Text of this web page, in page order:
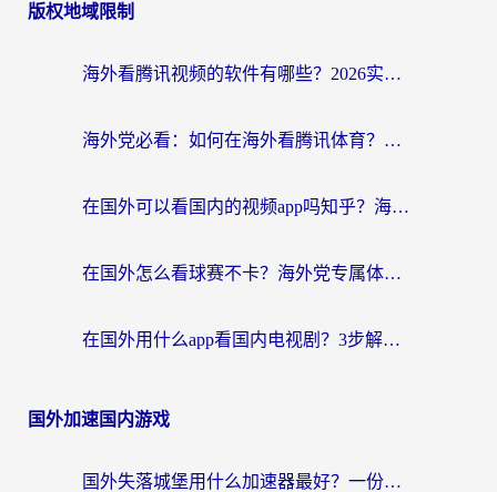
版权地域限制
海外看腾讯视频的软件有哪些？2026实测有效，留学生都在用的回国加速器指南
海外党必看：如何在海外看腾讯体育？解决赛事直播地区限制的终极指南
在国外可以看国内的视频app吗知乎？海外党亲测有效的追剧加速方案
在国外怎么看球赛不卡？海外党专属体育直播自由指南
在国外用什么app看国内电视剧？3步解决版权限制+卡顿难题
国外加速国内游戏
国外失落城堡用什么加速器最好？一份来自老玩家的真实指南